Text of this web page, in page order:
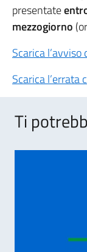
presentate
mezzogiorno
Scarica
Scarica l’errata
Ti